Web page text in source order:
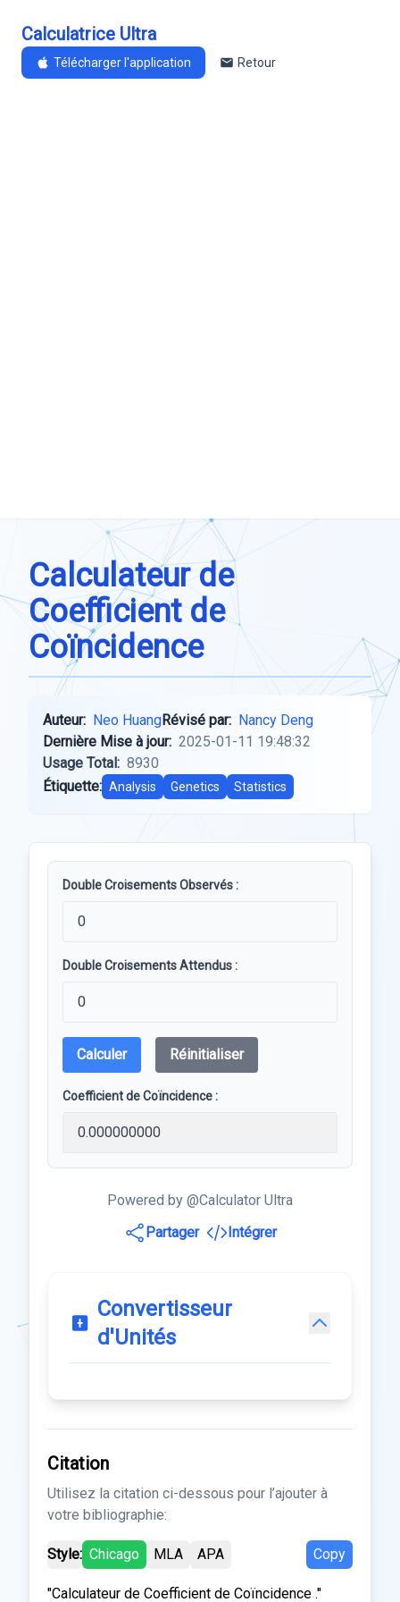
Calculatrice Ultra
Télécharger l'application Retour
Calculateur de
Coefficient de
Coïncidence
Auteur: Neo HuangRévisé par: Nancy Deng
Dernière Mise à jour: 2025-01-11 19:48:32
Usage Total: 8930
Étiquette: Analysis Genetics Statistics
Double Croisements Observés :
Double Croisements Attendus :
Calculer Réinitialiser
Coefficient de Coïncidence :
Powered by @Calculator Ultra
Partager
Intégrer
Convertisseur
d'Unités
Citation
Utilisez la citation ci-dessous pour l’ajouter à
votre bibliographie:
Style: Chicago MLA APA Copy
"Calculateur de Coefficient de Coïncidence ."